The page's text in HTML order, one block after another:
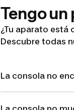
Tengo
¿Tu aparato
Descubre todas
La consola no